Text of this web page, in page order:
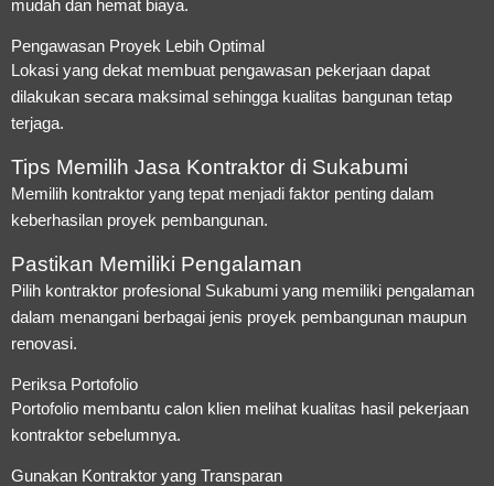
mudah dan hemat biaya.
Pengawasan Proyek Lebih Optimal
Lokasi yang dekat membuat pengawasan pekerjaan dapat
dilakukan secara maksimal sehingga kualitas bangunan tetap
terjaga.
Tips Memilih Jasa Kontraktor di Sukabumi
Memilih kontraktor yang tepat menjadi faktor penting dalam
keberhasilan proyek pembangunan.
Pastikan Memiliki Pengalaman
Pilih kontraktor profesional Sukabumi yang memiliki pengalaman
dalam menangani berbagai jenis proyek pembangunan maupun
renovasi.
Periksa Portofolio
Portofolio membantu calon klien melihat kualitas hasil pekerjaan
kontraktor sebelumnya.
Gunakan Kontraktor yang Transparan